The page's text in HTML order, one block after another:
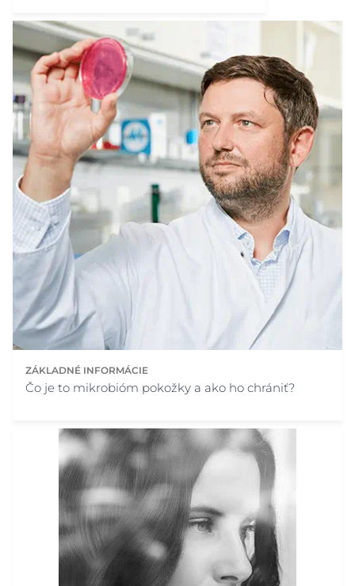
ZÁKLADNÉ INFORMÁCIE
Čo je to mikrobióm pokožky a ako ho chrániť?